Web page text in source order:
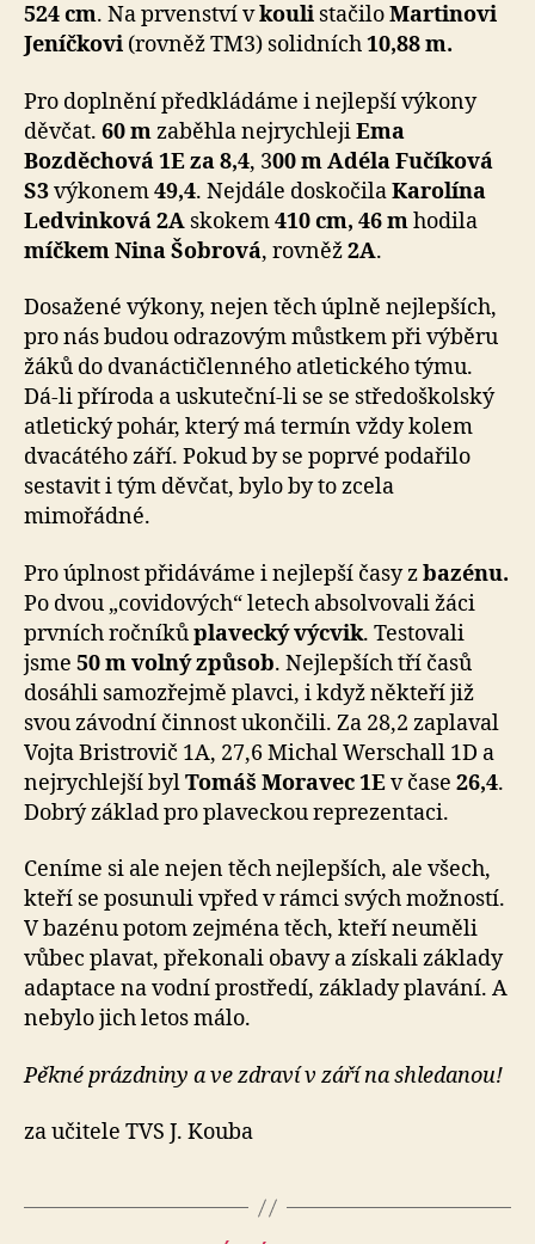
524 cm. Na prvenství vkouli stačiloMartinovi
Jeníčkovi (rovněž TM3) solidních10,88 m.
Pro doplnění předkládáme i nejlepší výkony
děvčat. 60 mzaběhla nejrychlejiEma
Bozděchová 1E za 8,4, 300 m Adéla Fučíková
S3výkonem49,4. Nejdále doskočilaKarolína
Ledvinková 2A skokem410 cm, 46 mhodila
míčkemNina Šobrová, rovněž2A.
Dosažené výkony, nejen těch úplně nejlepších,
pro nás budou odrazovým můstkem při výběru
žáků do dvanáctičlenného atletického týmu.
Dá-li příroda a uskuteční-li se se středoškolský
atletický pohár, který má termín vždy kolem
dvacátého září. Pokud by se poprvé podařilo
sestavit i tým děvčat, bylo by to zcela
mimořádné.
Pro úplnost přidáváme i nejlepší časy zbazénu.
Po dvou „covidových“ letech absolvovali žáci
prvních ročníkůplavecký výcvik. Testovali
jsme 50 m volný způsob. Nejlepších tří časů
dosáhli samozřejmě plavci, i když někteří již
svou závodní činnost ukončili. Za 28,2 zaplaval
Vojta Bristrovič 1A, 27,6 Michal Werschall 1D a
nejrychlejší bylTomáš Moravec 1Ev čase 26,4.
Dobrý základ pro plaveckou reprezentaci.
Ceníme si ale nejen těch nejlepších, ale všech,
kteří se posunuli vpřed v rámci svých možností.
V bazénu potom zejména těch, kteří neuměli
vůbec plavat, překonali obavy a získali základy
adaptace na vodní prostředí, základy plavání. A
nebylo jich letos málo.
Pěkné prázdniny a ve zdraví v září na shledanou!
za učitele TVS J. Kouba